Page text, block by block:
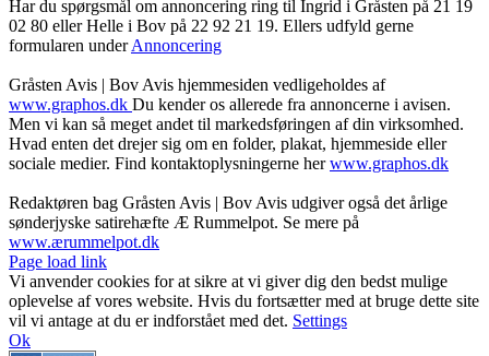
Har du spørgsmål om annoncering ring til Ingrid i Gråsten på 21 19
02 80 ‬eller Helle i Bov på 22 92 21 19‬. Ellers udfyld gerne
formularen underAnnoncering
Gråsten Avis | Bov Avis hjemmesiden vedligeholdes af
www.graphos.dk Du kender os allerede fra annoncerne i avisen.
Men vi kan så meget andet til markedsføringen af din virksomhed.
Hvad enten det drejer sig om en folder, plakat, hjemmeside eller
sociale medier. Find kontaktoplysningerne herwww.graphos.dk
Redaktøren bag Gråsten Avis | Bov Avis udgiver også det årlige
sønderjyske satirehæfte Æ Rummelpot. Se mere på
www.ærummelpot.dk
Facebook
Facebook
Facebook
Facebook
Instagram
Instagram
Instagram
LinkedIn
Page load link
Vi anvender cookies for at sikre at vi giver dig den bedst mulige
oplevelse af vores website. Hvis du fortsætter med at bruge dette site
vil vi antage at du er indforstået med det. Settings
Ok